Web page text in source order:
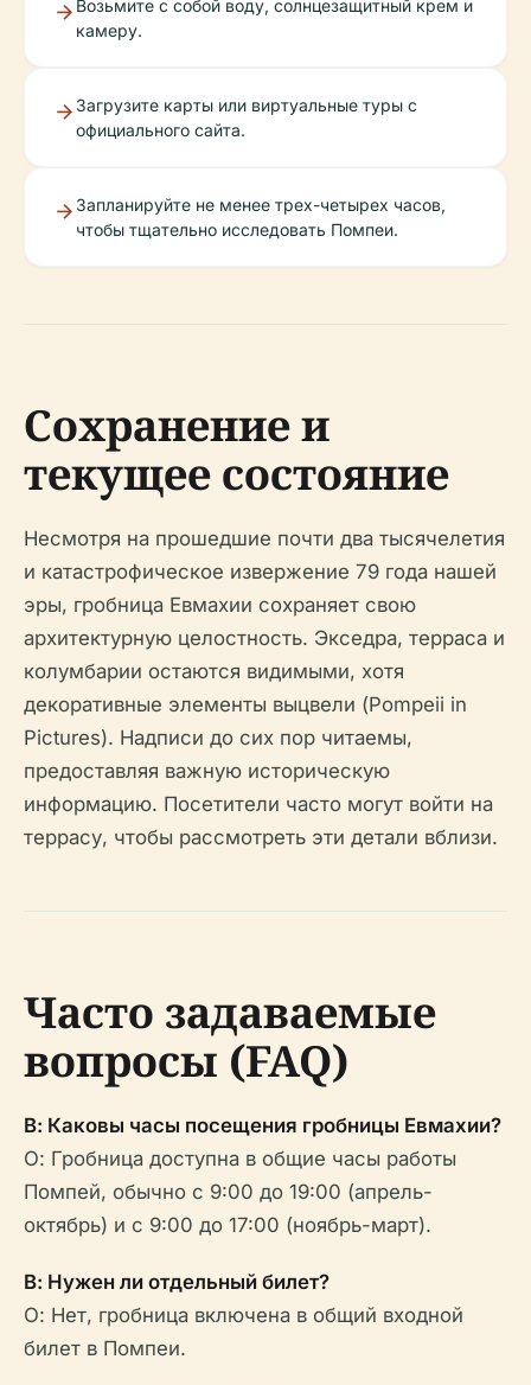
Возьмите с собой воду, солнцезащитный крем и
камеру.
Загрузите карты или виртуальные туры с
официального сайта.
Запланируйте не менее трех-четырех часов,
чтобы тщательно исследовать Помпеи.
Сохранение и
текущее состояние
Несмотря на прошедшие почти два тысячелетия
и катастрофическое извержение 79 года нашей
эры, гробница Евмахии сохраняет свою
архитектурную целостность. Экседра, терраса и
колумбарии остаются видимыми, хотя
декоративные элементы выцвели (Pompeii in
Pictures). Надписи до сих пор читаемы,
предоставляя важную историческую
информацию. Посетители часто могут войти на
террасу, чтобы рассмотреть эти детали вблизи.
Часто задаваемые
вопросы (FAQ)
В: Каковы часы посещения гробницы Евмахии?
О: Гробница доступна в общие часы работы
Помпей, обычно с 9:00 до 19:00 (апрель-
октябрь) и с 9:00 до 17:00 (ноябрь-март).
В: Нужен ли отдельный билет?
О: Нет, гробница включена в общий входной
билет в Помпеи.